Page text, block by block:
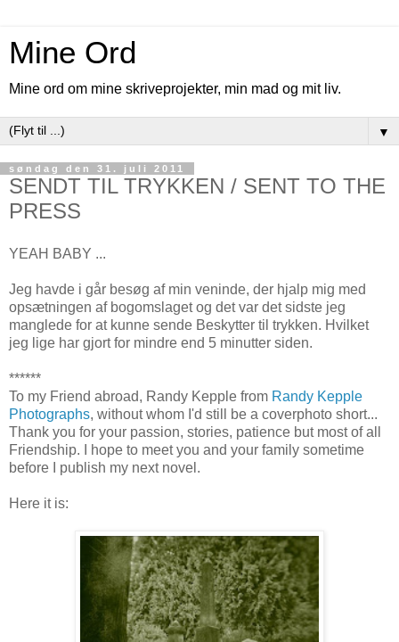
Mine Ord
Mine ord om mine skriveprojekter, min mad og mit liv.
▼
søndag den 31. juli 2011
SENDT TIL TRYKKEN / SENT TO THE
PRESS
YEAH BABY ...
Jeg havde i går besøg af min veninde, der hjalp mig med
opsætningen af bogomslaget og det var det sidste jeg
manglede for at kunne sende Beskytter til trykken. Hvilket
jeg lige har gjort for mindre end 5 minutter siden.
******
To my Friend abroad, Randy Kepple from Randy Kepple
Photographs, without whom I'd still be a coverphoto short...
Thank you for your passion, stories, patience but most of all
Friendship. I hope to meet you and your family sometime
before I publish my next novel.
Here it is: